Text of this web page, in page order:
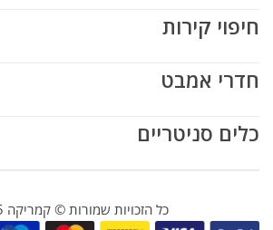
חיפוי קירות
חדרי אמבט
כלים סניטריים
כל הזכויות שמורות © קמריקה 2025